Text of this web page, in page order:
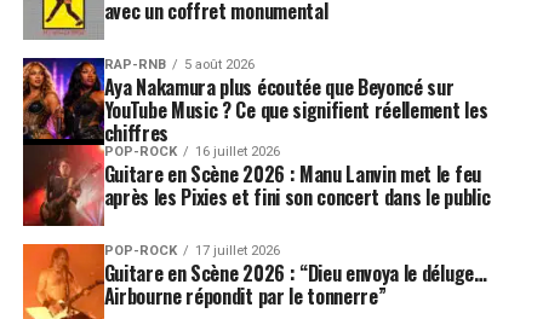
duo improbable lié par l’émotion qu’ils veulent
communiquer dans leur musique. Quand la Ruche monte
à Crans, c’est le buzz assuré !
A noter que la programmation complète du Caprices
Festival est disponible ici !
Lien :www.caprices.ch
SUJETS ASSOCIÉS: BIRDY NAM NAM
CARL COX
DERRICK MAY MARTIN SOLVEIG MISSILL
avec un coffret monumental
RAP-RNB 5 août 2026
Aya Nakamura plus écoutée que Beyoncé sur
YouTube Music ? Ce que signifient réellement les
chiffres
POP-ROCK 16 juillet 2026
Guitare en Scène 2026 : Manu Lanvin met le feu
après les Pixies et fini son concert dans le public
POP-ROCK 17 juillet 2026
Guitare en Scène 2026 : “Dieu envoya le déluge…
Airbourne répondit par le tonnerre”